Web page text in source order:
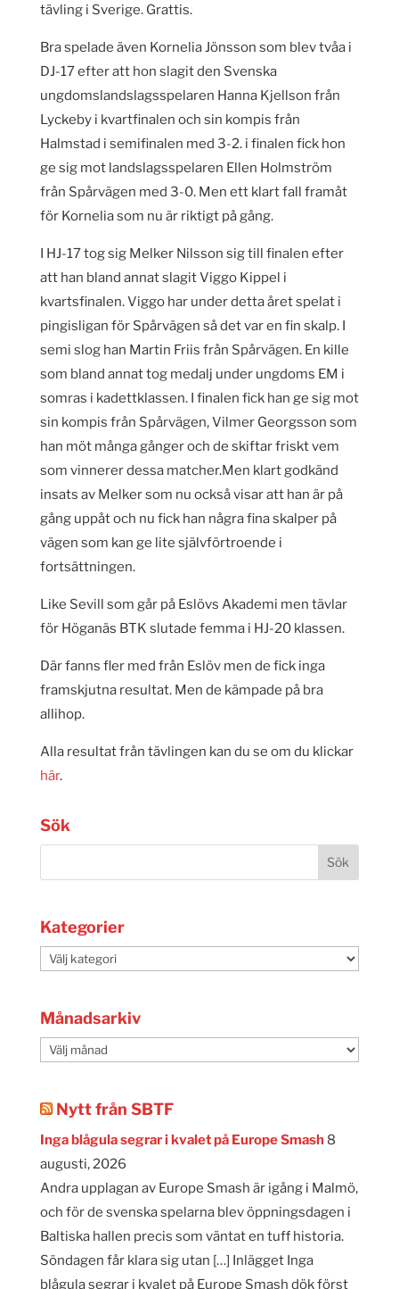
tävling i Sverige. Grattis.
Bra spelade även Kornelia Jönsson som blev tvåa i
DJ-17 efter att hon slagit den Svenska
ungdomslandslagsspelaren Hanna Kjellson från
Lyckeby i kvartfinalen och sin kompis från
Halmstad i semifinalen med 3-2. i finalen fick hon
ge sig mot landslagsspelaren Ellen Holmström
från Spårvägen med 3-0. Men ett klart fall framåt
för Kornelia som nu är riktigt på gång.
I HJ-17 tog sig Melker Nilsson sig till finalen efter
att han bland annat slagit Viggo Kippel i
kvartsfinalen. Viggo har under detta året spelat i
pingisligan för Spårvägen så det var en fin skalp. I
semi slog han Martin Friis från Spårvägen. En kille
som bland annat tog medalj under ungdoms EM i
somras i kadettklassen. I finalen fick han ge sig mot
sin kompis från Spårvägen, Vilmer Georgsson som
han möt många gånger och de skiftar friskt vem
som vinnerer dessa matcher.Men klart godkänd
insats av Melker som nu också visar att han är på
gång uppåt och nu fick han några fina skalper på
vägen som kan ge lite självförtroende i
fortsättningen.
Like Sevill som går på Eslövs Akademi men tävlar
för Höganäs BTK slutade femma i HJ-20 klassen.
Där fanns fler med från Eslöv men de fick inga
framskjutna resultat. Men de kämpade på bra
allihop.
Alla resultat från tävlingen kan du se om du klickar
här.
Sök
Kategorier
Kategorier
Månadsarkiv
Månadsarkiv
Nytt från SBTF
Inga blågula segrar i kvalet på Europe Smash 8
augusti, 2026
Andra upplagan av Europe Smash är igång i Malmö,
och för de svenska spelarna blev öppningsdagen i
Baltiska hallen precis som väntat en tuff historia.
Söndagen får klara sig utan […] Inlägget Inga
blågula segrar i kvalet på Europe Smash dök först